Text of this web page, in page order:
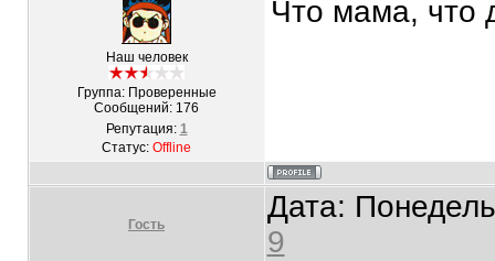
Наш человек
Группа: Проверенные
Сообщений: 176
Репутация: 1
Статус: Offline
Что мама, что
Гость
Дата:
9